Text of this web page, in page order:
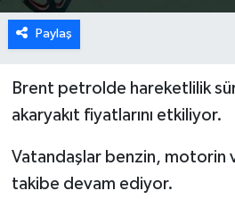
Paylaş
Brent petrolde hareketlilik
akaryakıt fiyatlarını etkiliyor.
Vatandaşlar benzin, motorin
takibe devam ediyor.